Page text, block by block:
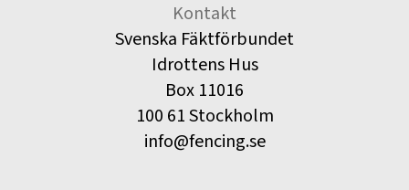
Kontakt
Svenska Fäktförbundet
Idrottens Hus
Box 11016
100 61 Stockholm
info@fencing.se